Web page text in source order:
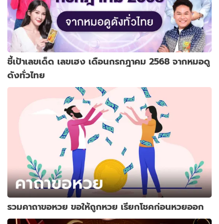
ชี้เป้าเลขเด็ด เลขเฮง เดือนกรกฎาคม 2568 จากหมอดู
ดังทั่วไทย
รวมคาถาขอหวย ขอให้ถูกหวย เรียกโชคก่อนหวยออก